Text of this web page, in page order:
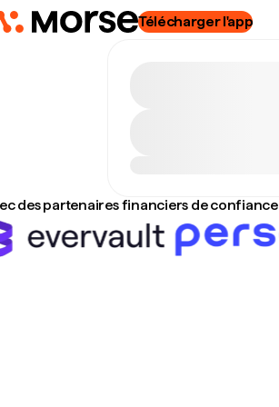
Télécharger l'app
des partenaires financiers de confiance